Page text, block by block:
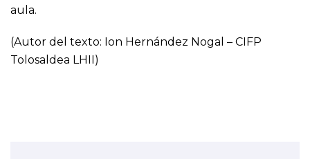
aula.
(Autor del texto: Ion Hernández Nogal – CIFP
Tolosaldea LHII)